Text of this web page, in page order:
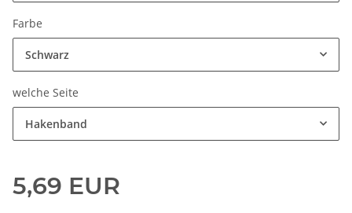
Farbe
Schwarz
welche Seite
Hakenband
5,69 EUR